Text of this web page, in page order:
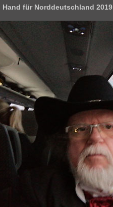
Hand für Norddeutschland 2019